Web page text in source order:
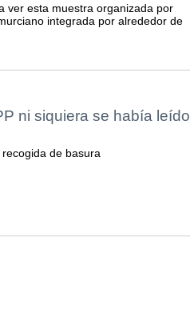
ver esta muestra organizada por
integrada por alrededor de
ni siquiera se había leído
de basura